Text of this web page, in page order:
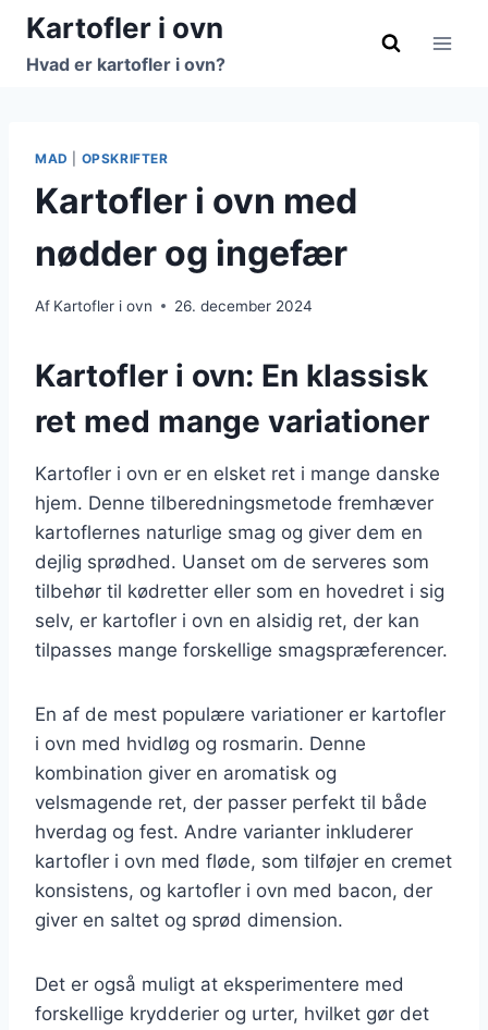
Fortsæt
indhold
Kartofler i ovn
Hvad er kartofler i ovn?
MAD OPSKRIFTER
Kartofler i ovn med
nødder og ingefær
Af Kartofler i ovn 26. december 2024
Kartofler i ovn: En klassisk
ret med mange variationer
Kartofler i ovn er en elsket ret i mange danske
hjem. Denne tilberedningsmetode fremhæver
kartoflernes naturlige smag og giver dem en
dejlig sprødhed. Uanset om de serveres som
tilbehør til kødretter eller som en hovedret i sig
selv, er kartofler i ovn en alsidig ret, der kan
tilpasses mange forskellige smagspræferencer.
En af de mest populære variationer er kartofler
i ovn med hvidløg og rosmarin. Denne
kombination giver en aromatisk og
velsmagende ret, der passer perfekt til både
hverdag og fest. Andre varianter inkluderer
kartofler i ovn med fløde, som tilføjer en cremet
konsistens, og kartofler i ovn med bacon, der
giver en saltet og sprød dimension.
Det er også muligt at eksperimentere med
forskellige krydderier og urter, hvilket gør det